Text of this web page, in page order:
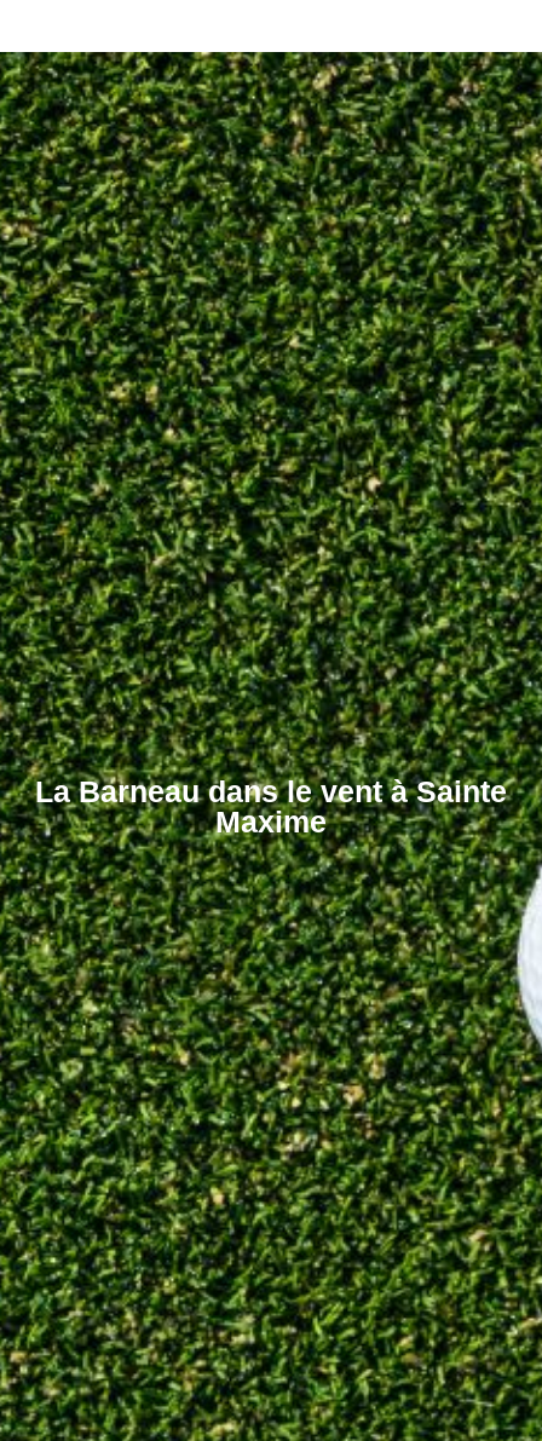
La Barneau dans le vent à Sainte
Maxime